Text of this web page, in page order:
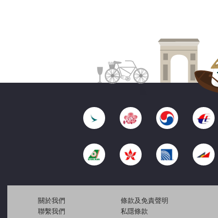
關於我們
聯繫我們
條款及免責聲明
私隱條款